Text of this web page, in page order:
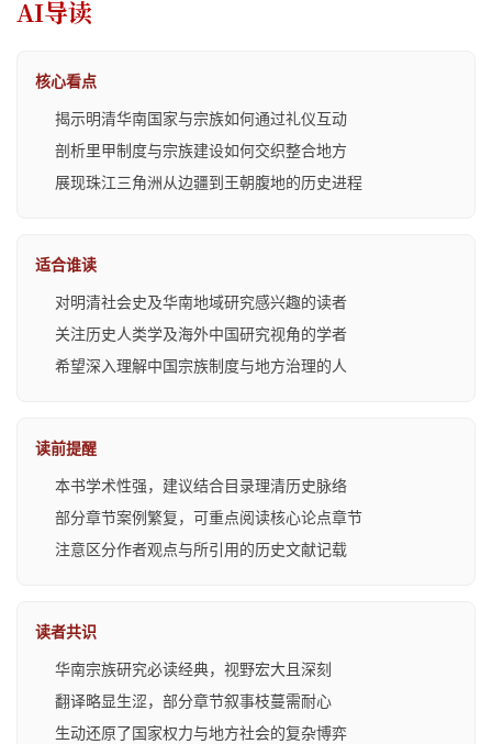
AI导读
核心看点
揭示明清华南国家与宗族如何通过礼仪互动
剖析里甲制度与宗族建设如何交织整合地方
展现珠江三角洲从边疆到王朝腹地的历史进程
适合谁读
对明清社会史及华南地域研究感兴趣的读者
关注历史人类学及海外中国研究视角的学者
希望深入理解中国宗族制度与地方治理的人
读前提醒
本书学术性强，建议结合目录理清历史脉络
部分章节案例繁复，可重点阅读核心论点章节
注意区分作者观点与所引用的历史文献记载
读者共识
华南宗族研究必读经典，视野宏大且深刻
翻译略显生涩，部分章节叙事枝蔓需耐心
生动还原了国家权力与地方社会的复杂博弈